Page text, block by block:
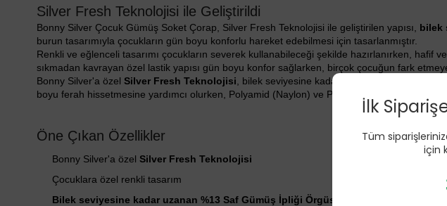
Silver Fresh Teknolojisi ile Geliştirildi
Bonny Silver Çocuk Gümüş Soket Çorap, Silver Fresh Teknolojisi ile geliştirilen yapısı, bilek
burun tasarımıyla çocukların gün boyu konforlu hareket edebilmesi için tasarlanmıştır.
Renkli ve eğlenceli tasarımı çocukların severek kullanabileceği şekilde hazırlanırken,
sıkmadan kavrayan özel lastik yapısı gün boyu konfor sağlarken, birçok çocuğun fark
Bonny Silver'a özel Silver Fresh Teknolojisi , bilek seviyesine kadar uzanan saf gümüş
boyu ferah hissetmesine yardımcı olurken, Polyamid (Naylon) ve Polyester içermeyen
Öne Çıkan Özellikler
Bonny Silver'a özel Silver Fresh Teknolojisi
Çocuklara özel renkli tasarım
Bilek seviyesine kadar uzanan %13 Saf Gümüş İpliği Örgüsü
İlk
Tüm
için